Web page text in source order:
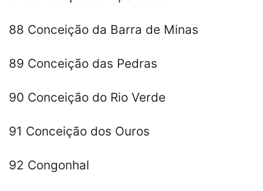
88 Conceição da Barra de Minas
89 Conceição das Pedras
90 Conceição do Rio Verde
91 Conceição dos Ouros
92 Congonhal